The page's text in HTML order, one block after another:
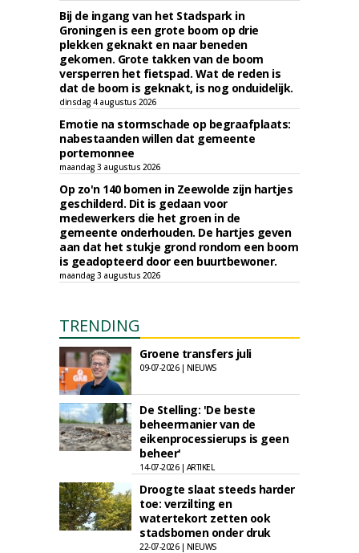
Bij de ingang van het Stadspark in
Groningen is een grote boom op drie
plekken geknakt en naar beneden
gekomen. Grote takken van de boom
versperren het fietspad. Wat de reden is
dat de boom is geknakt, is nog onduidelijk.
dinsdag 4 augustus 2026
Emotie na stormschade op begraafplaats:
nabestaanden willen dat gemeente
portemonnee
maandag 3 augustus 2026
Op zo'n 140 bomen in Zeewolde zijn hartjes
geschilderd. Dit is gedaan voor
medewerkers die het groen in de
gemeente onderhouden. De hartjes geven
aan dat het stukje grond rondom een boom
is geadopteerd door een buurtbewoner.
maandag 3 augustus 2026
TRENDING
Groene transfers juli
09-07-2026 | NIEUWS
De Stelling: 'De beste
beheermanier van de
eikenprocessierups is geen
beheer'
14-07-2026 | ARTIKEL
Droogte slaat steeds harder
toe: verzilting en
watertekort zetten ook
stadsbomen onder druk
22-07-2026 | NIEUWS